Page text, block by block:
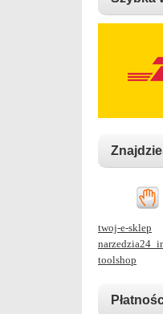
twoj-e-sklep
toolshop